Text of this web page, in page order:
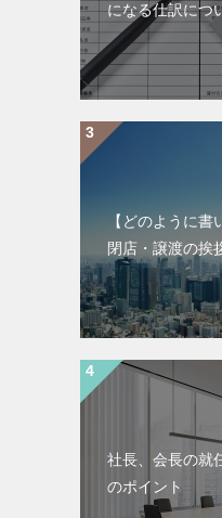
になる仕訳につ
【どのように書
閉店・譲渡の挨
社長、会長の就
のポイント